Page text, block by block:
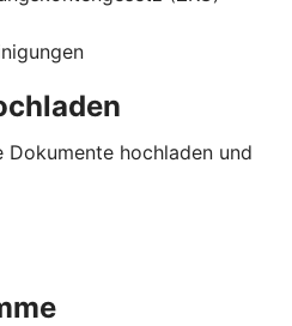
Dokumente hochladen und